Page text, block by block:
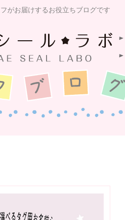
がお届けするお役立ちブログです